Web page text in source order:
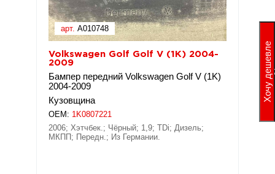
Хочу дешевле
арт. A010748
Volkswagen Golf Golf V (1K) 2004-
2009
Бампер передний Volkswagen Golf V (1K)
2004-2009
Кузовщина
OEM: 1K0807221
2006; Хэтчбек.; Чёрный; 1,9; TDi; Дизель;
МКПП; Передн.; Из Германии.